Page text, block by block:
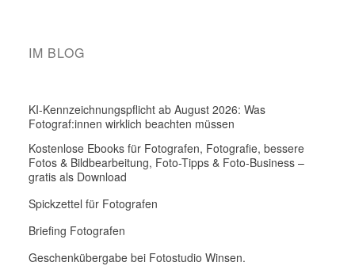
IM BLOG
KI-Kennzeichnungspflicht ab August 2026: Was
Fotograf:innen wirklich beachten müssen
Kostenlose Ebooks für Fotografen, Fotografie, bessere
Fotos & Bildbearbeitung, Foto-Tipps & Foto-Business –
gratis als Download
Spickzettel für Fotografen
Briefing Fotografen
Geschenkübergabe bei Fotostudio Winsen.